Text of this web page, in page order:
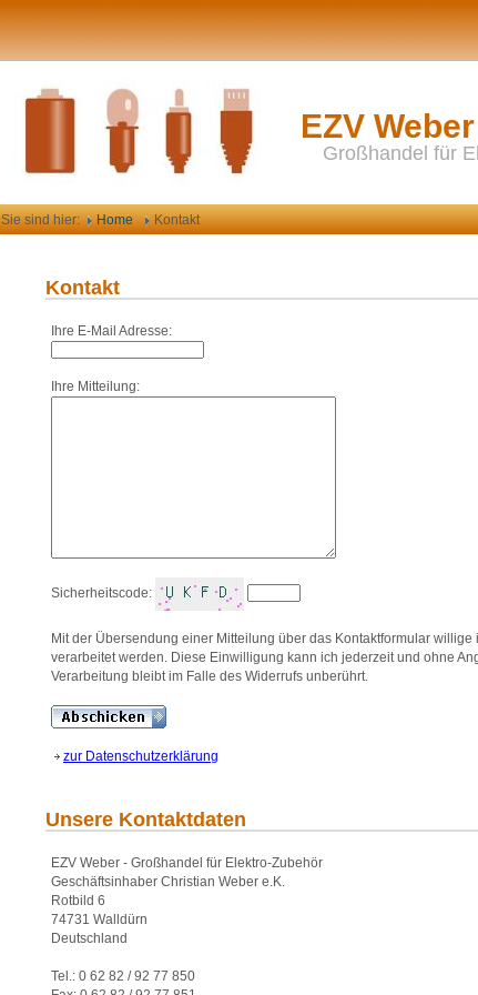
EZV Weber
Großhandel für
Sie sind hier: Home Kontakt
Kontakt
Ihre E-Mail Adresse:
Ihre Mitteilung:
Sicherheitscode:
Mit der Übersendung einer Mitteilung über das Kontaktformular
verarbeitet werden. Diese Einwilligung kann ich jederzeit und ohne
Verarbeitung bleibt im Falle des Widerrufs unberührt.
zur Datenschutzerklärung
Unsere Kontaktdaten
EZV Weber - Großhandel für Elektro-Zubehör
Geschäftsinhaber Christian Weber e.K.
Rotbild 6
74731 Walldürn
Deutschland
Tel.: 0 62 82 / 92 77 850